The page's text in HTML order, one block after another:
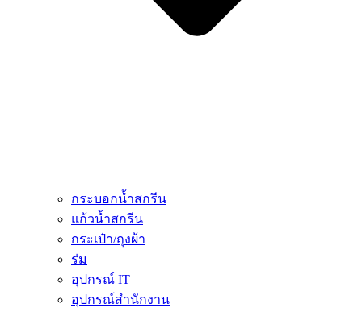
กระบอกน้ำสกรีน
แก้วน้ำสกรีน
กระเป๋า/ถุงผ้า
ร่ม
อุปกรณ์ IT
อุปกรณ์สำนักงาน